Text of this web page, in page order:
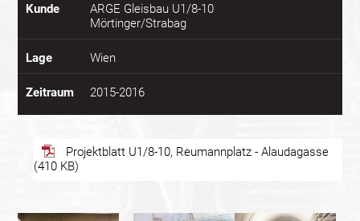
Kunde
ARGE Gleisbau U1/8-10
Mörtinger/Strabag
Lage Wien
Zeitraum 2015-2016
Projektblatt U1/8-10, Reumannplatz - Alaudagasse
(410 KB)